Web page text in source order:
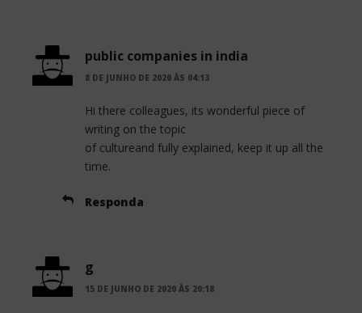
public companies in india
8 DE JUNHO DE 2020 ÀS 04:13
Hi there colleagues, its wonderful piece of
writing on the topic
of cultureand fully explained, keep it up all the
time.
Responda
g
15 DE JUNHO DE 2020 ÀS 20:18